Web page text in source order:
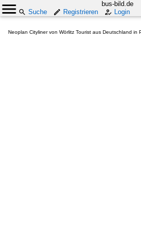
bus-bild.de
Suche
Registrieren Login
Neoplan Cityliner von Wörlitz Tourist aus Deutschland